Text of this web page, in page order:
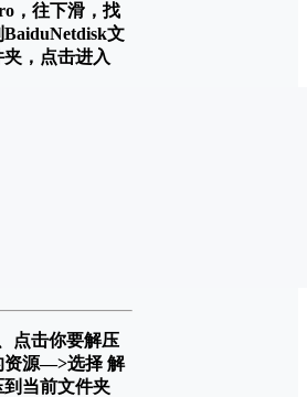
，往下滑，找
BaiduNetdisk文
夹，点击进入
点击你要解压
资源—>选择 解
到当前文件夹